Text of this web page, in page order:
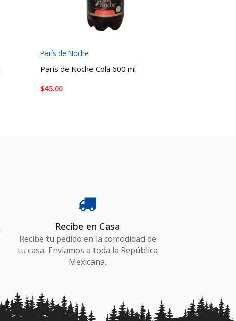
París de Noche
París de Noche Cola 600 ml
$45.00
Recibe en Casa
Recibe tu pedido en la comodidad de
tu casa. Enviamos a toda la República
Mexicana.